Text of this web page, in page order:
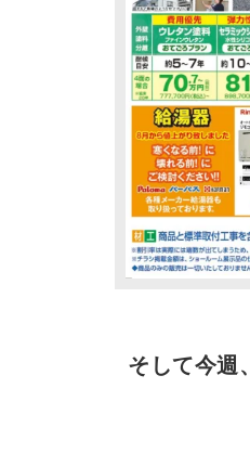
そして今週